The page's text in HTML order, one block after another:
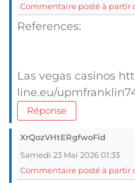
Commentaire posté à partir
References:
Las vegas casinos
line.eu/
Réponse
XrQozVHtERgfwoFid
Samedi 23 Mai 2026 01:33
Commentaire posté à partir